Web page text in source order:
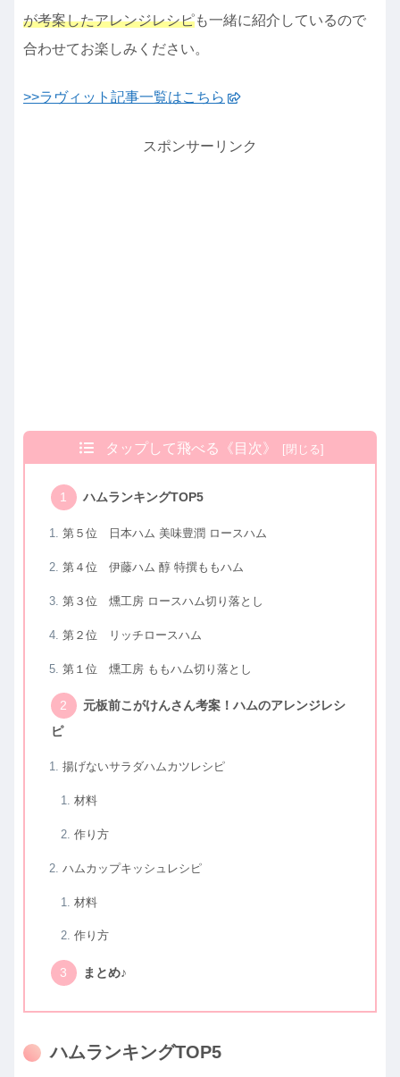
が考案したアレンジレシピも一緒に紹介しているので
合わせてお楽しみください。
>>ラヴィット記事一覧はこちら
スポンサーリンク
タップして飛べる《目次》
ハムランキングTOP5
第５位 日本ハム 美味豊潤 ロースハム
第４位 伊藤ハム 醇 特撰ももハム
第３位 燻工房 ロースハム切り落とし
第２位 リッチロースハム
第１位 燻工房 ももハム切り落とし
元板前こがけんさん考案！ハムのアレンジレシ
ピ
揚げないサラダハムカツレシピ
材料
作り方
ハムカップキッシュレシピ
材料
作り方
まとめ♪
ハムランキングTOP5